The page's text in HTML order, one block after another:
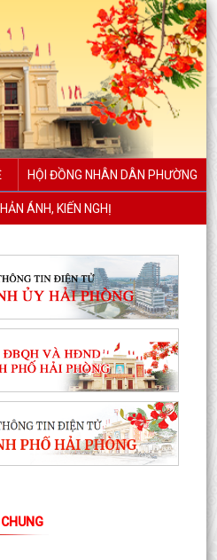
HỘI ĐỒNG NHÂN DÂN PHƯỜNG
ÁNH, KIẾN NGHỊ